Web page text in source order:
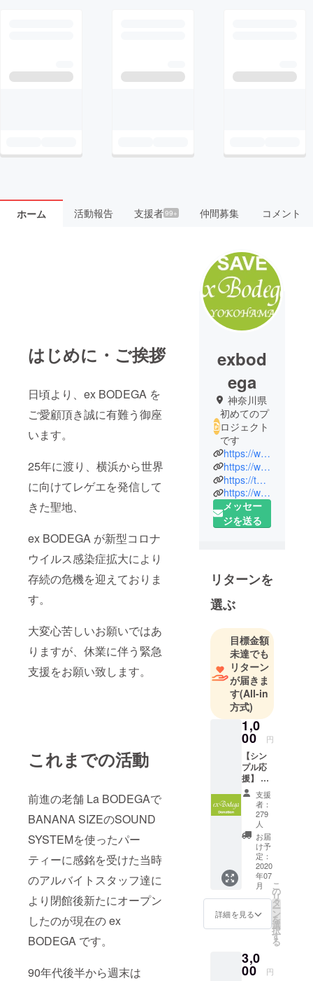
ホーム 活動報告 支援者99+ 仲間募集 コメント
はじめに・ご挨拶
日頃より、ex BODEGA を
ご愛顧頂き誠に有難う御座
います。
25年に渡り、横浜から世界
に向けてレゲエを発信して
きた聖地、
ex BODEGA が新型コロナ
ウイルス感染症拡大により
存続の危機を迎えておりま
す。
大変心苦しいお願いではあ
りますが、休業に伴う緊急
支援をお願い致します。
これまでの活動
前進の老舗 La BODEGAで
BANANA SIZEのSOUND
SYSTEMを使ったパー
ティーに感銘を受けた当時
のアルバイトスタッフ達に
より閉館後新たにオープン
したのが現在の ex
BODEGA です。
90年代後半から週末は
exbod
ega
神奈川県
初めてのプ
ロジェクト
です
https://www.instagram.com/exbodega
https://www.facebook.com/ex.bodega
https://twitter.com/bodega_yokohama
https://www.youtube.com/channel/UCpR7SKcqyj80_lscQu_zPRw
メッセー
ジを送る
リターンを
選ぶ
目標金額
未達でも
リターン
が届きま
す(All-in
方式)
1,0
00 円
【シン
プル応
援】 シ
ンプル
に応援
して頂
ける方
はこち
らをお
願い致
しま
す。ス
タッフ
より感
謝の
りしま
す。 ※
支援
者：
279
人
お届
け予
定：
2020
年07
月
詳細を見る
こ
の
リ
タ
ー
ン
を
選
択
す
る
3,0
00 円